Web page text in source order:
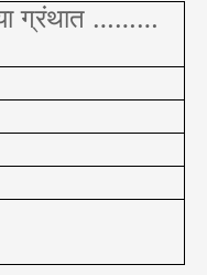
ग्रंथात ………